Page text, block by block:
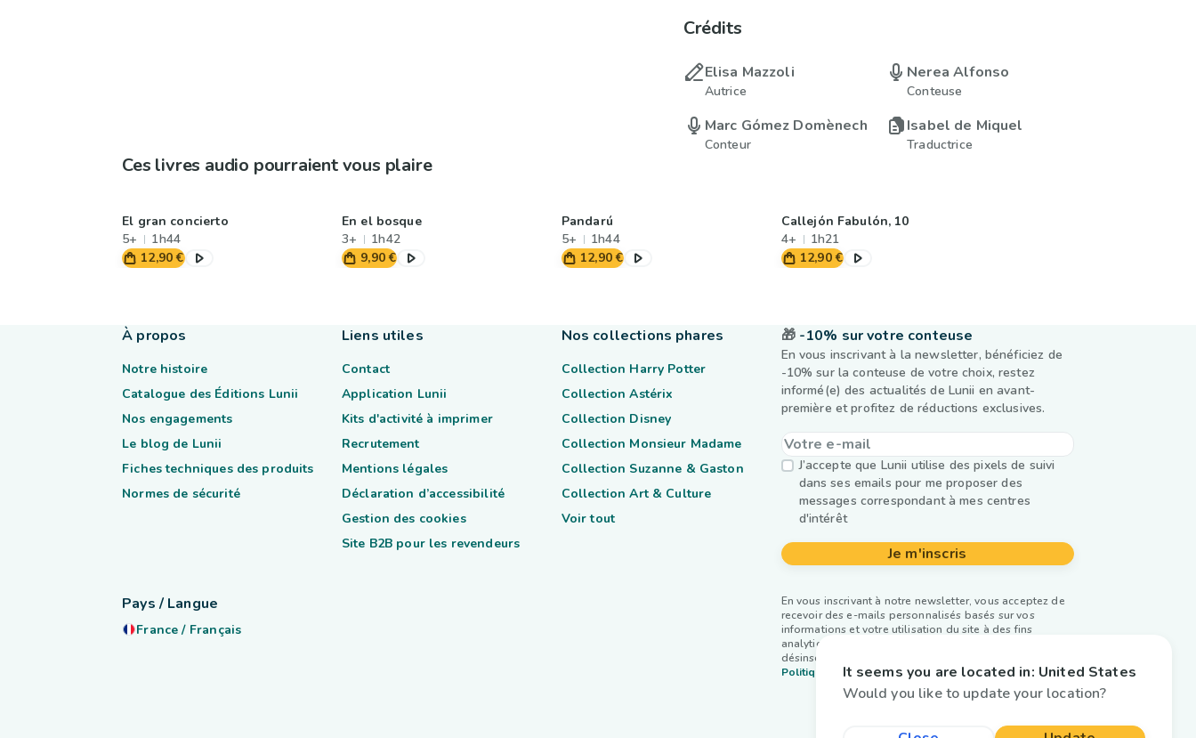
Crédits
Elisa Mazzoli
Autrice
Nerea Alfonso
Conteuse
Marc Gómez Domènech
Conteur
Isabel de Miquel
Traductrice
Ces livres audio pourraient vous plaire
El gran concierto
5+
1h44
12,90 €
En el bosque
3+
1h42
9,90 €
Pandarú
5+
1h44
12,90 €
Callejón Fabulón, 10
4+
1h21
12,90 €
🎁 -10% sur votre conteuse
En vous inscrivant à la newsletter, bénéficiez de
-10% sur la conteuse de votre choix, restez
informé(e) des actualités de Lunii en avant-
première et profitez de réductions exclusives.
J’accepte que Lunii utilise des pixels de suivi
dans ses emails pour me proposer des
messages correspondant à mes centres
d'intérêt
Je m'inscris
En vous inscrivant à notre newsletter, vous acceptez de
recevoir des e-mails personnalisés basés sur vos
informations et votre utilisation du site à des fins
analytiques et publicitaires. Vous pouvez vous
désinscrire à tout moment. Plus d’infos dans notre
Politique de confidentialité.
À propos
Notre histoire
Catalogue des Éditions Lunii
Nos engagements
Le blog de Lunii
Fiches techniques des produits
Normes de sécurité
Liens utiles
Contact
Application Lunii
Kits d'activité à imprimer
Recrutement
Mentions légales
Déclaration d’accessibilité
Gestion des cookies
Site B2B pour les revendeurs
Nos collections phares
Collection Harry Potter
Collection Astérix
Collection Disney
Collection Monsieur Madame
Collection Suzanne & Gaston
Collection Art & Culture
Voir tout
Pays / Langue
France / Français
It seems you are located in: United States
Would you like to update your location?